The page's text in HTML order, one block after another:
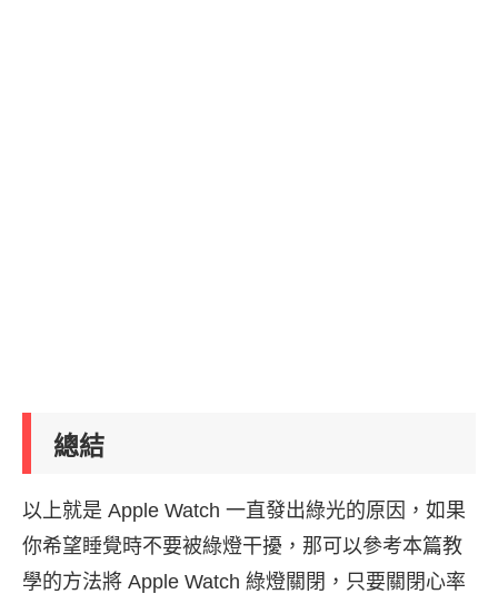
總結
以上就是 Apple Watch 一直發出綠光的原因，如果
你希望睡覺時不要被綠燈干擾，那可以參考本篇教
學的方法將 Apple Watch 綠燈關閉，只要關閉心率